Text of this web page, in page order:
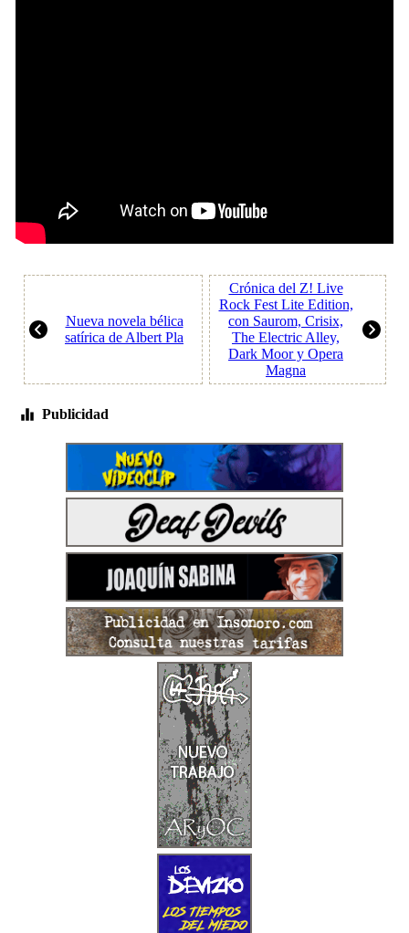
Nueva novela bélica
satírica de Albert Pla
Crónica del Z! Live
Rock Fest Lite Edition,
con Saurom, Crisix,
The Electric Alley,
Dark Moor y Opera
Magna
Publicidad